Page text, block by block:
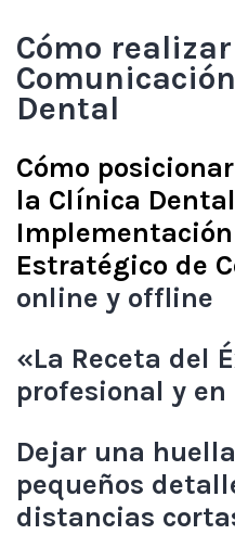
Cómo
Dental
Cómo
la Clínica
Estratégico de
online y offline
«La Receta del
profesional y
Dejar una
pequeños
distancias